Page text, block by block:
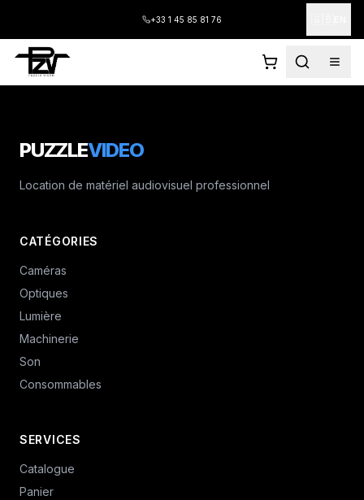
+33 1 45 85 81 76
PUZZLEVIDEO
Location de matériel audiovisuel professionnel
CATÉGORIES
Caméras
Optiques
Lumière
Machinerie
Son
Consommables
SERVICES
Catalogue
Panier